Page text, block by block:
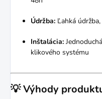
Údržba: Ľahká
Inštalácia:
klikového systému
💡Výhody